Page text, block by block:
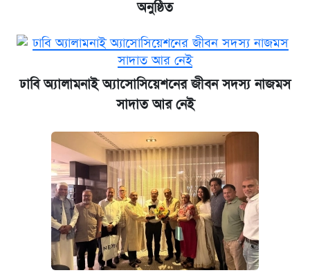
অনুষ্ঠিত
ঢাবি অ্যালামনাই অ্যাসোসিয়েশনের জীবন সদস্য নাজমস
সাদাত আর নেই